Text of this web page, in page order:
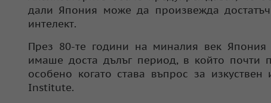
дали Япония може да произвежда
интелект.
През 80-те години на миналия век Япония
имаше доста дълъг период, в който
особено когато става въпрос за
Institute.